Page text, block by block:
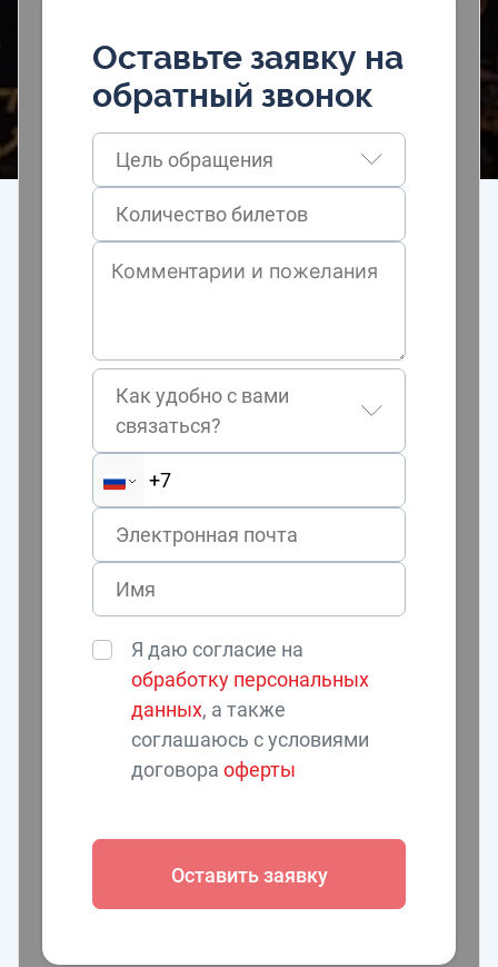
Оставьте заявку на
обратный звонок
Цель обращения
Как удобно с вами
связаться?
Я даю согласие на
обработку персональных
данных, а также
соглашаюсь с условиями
договораоферты
Оставить заявку